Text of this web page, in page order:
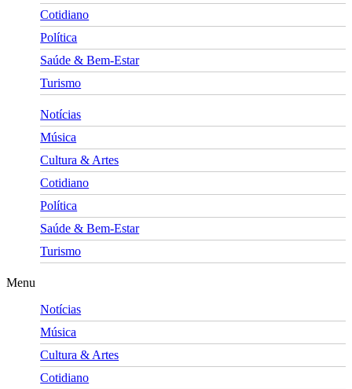
Cotidiano
Política
Saúde & Bem-Estar
Turismo
Notícias
Música
Cultura & Artes
Cotidiano
Política
Saúde & Bem-Estar
Turismo
Menu
Notícias
Música
Cultura & Artes
Cotidiano